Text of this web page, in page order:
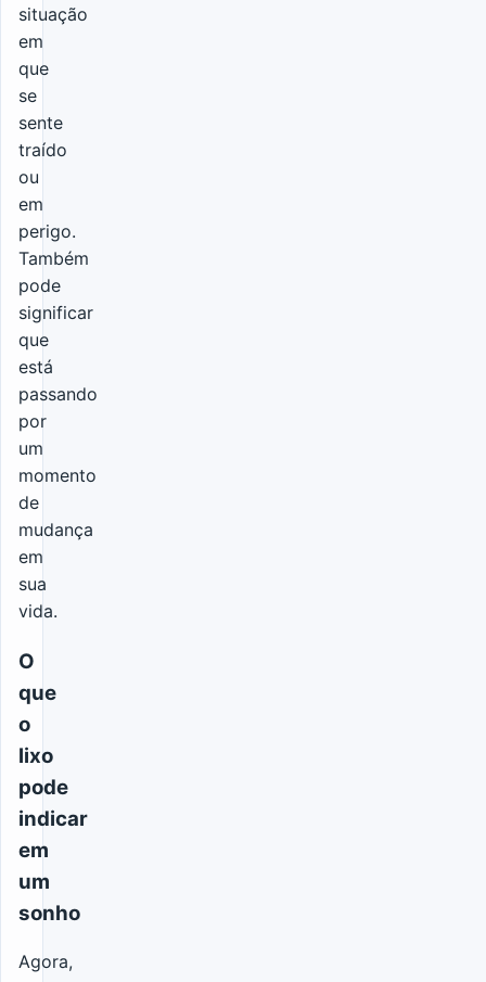
situação
em
que
se
sente
traído
ou
em
perigo.
Também
pode
significar
que
está
passando
por
um
momento
de
mudança
em
sua
vida.
O
que
o
lixo
pode
indicar
em
um
sonho
Agora,